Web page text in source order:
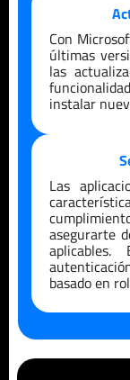
Con
últimas
las
instalar
Las
asegurarte
basado en